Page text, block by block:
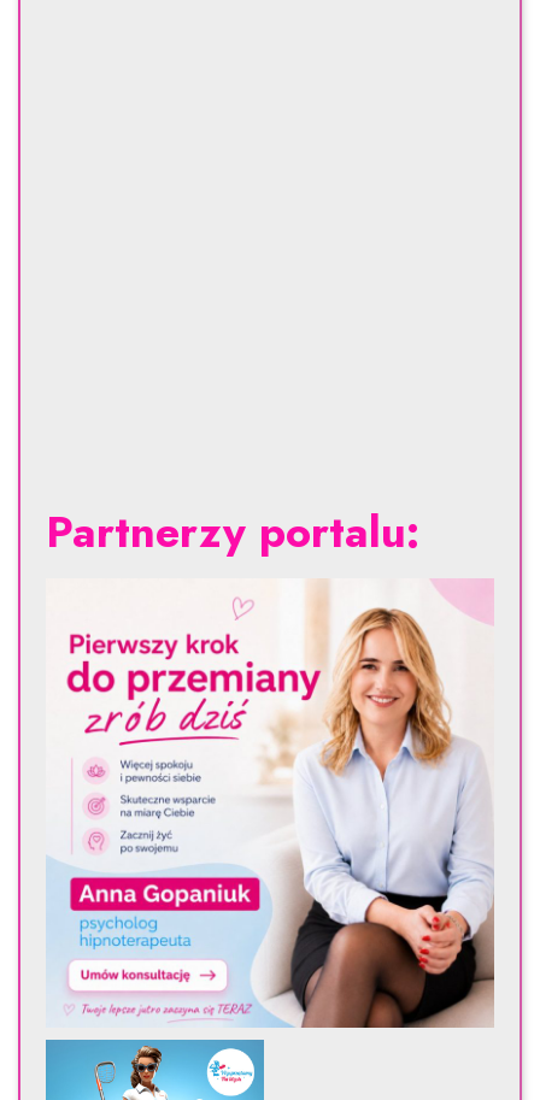
Partnerzy portalu: